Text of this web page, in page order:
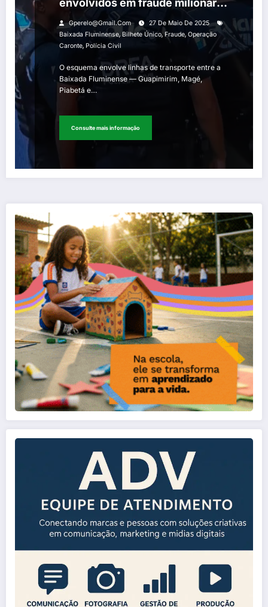
envolvidos em fraude milionária
em transporte público
Gperelo@gmail.com
27 De Maio De 2025
Baixada Fluminense, Bilhete Único,Fraude, Operação
Caronte, Polícia Civil
O esquema envolve linhas de transporte entre a
Baixada Fluminense — Guapimirim, Magé,
Piabetá e…
Consulte mais informação